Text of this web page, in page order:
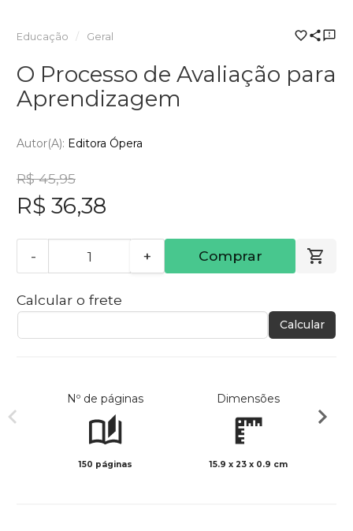
Educação Geral
O Processo de Avaliação para
Aprendizagem
Autor(a): Editora Ópera
R$ 45,95
R$ 36,38
- + Comprar
Calcular o frete
Calcular
Nº de páginas
150 páginas
Dimensões
15.9 x 23 x 0.9 cm